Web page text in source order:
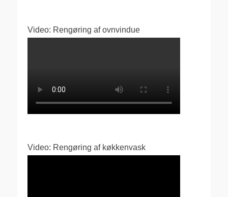
Video: Rengøring af ovnvindue
Video: Rengøring af køkkenvask